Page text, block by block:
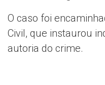
O caso foi
Civil, que instaurou
autoria do crime.